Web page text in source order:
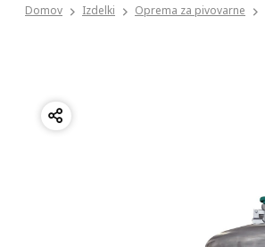
Domov Izdelki Oprema za pivovarne